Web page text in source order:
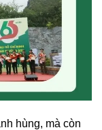
hùng, mà còn